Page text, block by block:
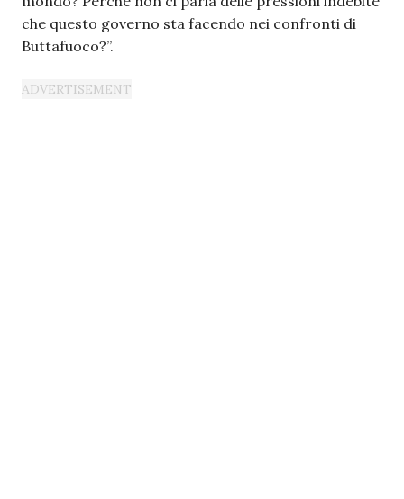
che questo governo sta facendo nei confronti di
Buttafuoco?”.